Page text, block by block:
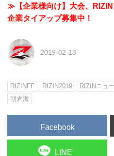
≫【企業様向け】大会、
企業タイアップ募集中！
2019-02-13
RIZINFF RIZIN2019 RIZINニュ
朝倉海
Facebook
LINE